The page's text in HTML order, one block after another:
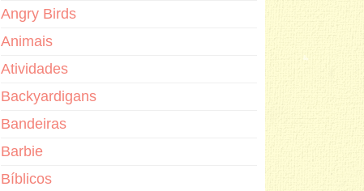
Angry Birds
Animais
Atividades
Backyardigans
Bandeiras
Barbie
Bíblicos